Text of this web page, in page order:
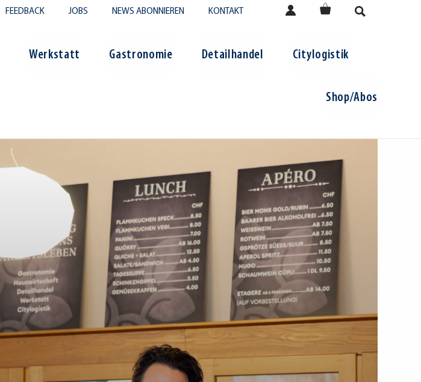
FEEDBACK JOBS NEWS ABONNIEREN KONTAKT
Werkstatt Gastronomie Detailhandel Citylogistik
Shop/Abos